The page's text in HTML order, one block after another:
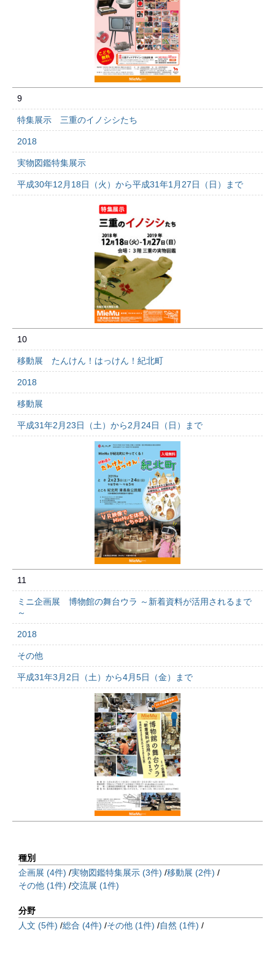
9
特集展示 三重のイノシシたち
2018
実物図鑑特集展示
平成30年12月18日（火）から平成31年1月27日（日）まで
10
移動展 たんけん！はっけん！紀北町
2018
移動展
平成31年2月23日（土）から2月24日（日）まで
11
ミニ企画展 博物館の舞台ウラ ～新着資料が活用されるまで
～
2018
その他
平成31年3月2日（土）から4月5日（金）まで
種別
企画展 (4件) 実物図鑑特集展示 (3件) 移動展 (2件)
その他 (1件) 交流展 (1件)
分野
人文 (5件) 総合 (4件) その他 (1件) 自然 (1件)